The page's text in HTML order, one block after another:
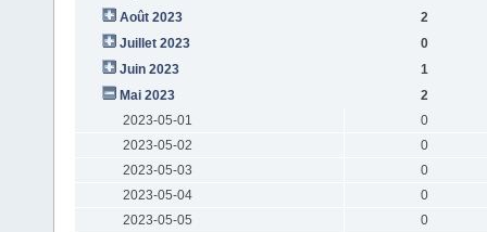
Août 2023
2
Juillet 2023
0
Juin 2023
1
Mai 2023
2
2023-05-01
0
2023-05-02
0
2023-05-03
0
2023-05-04
0
2023-05-05
0